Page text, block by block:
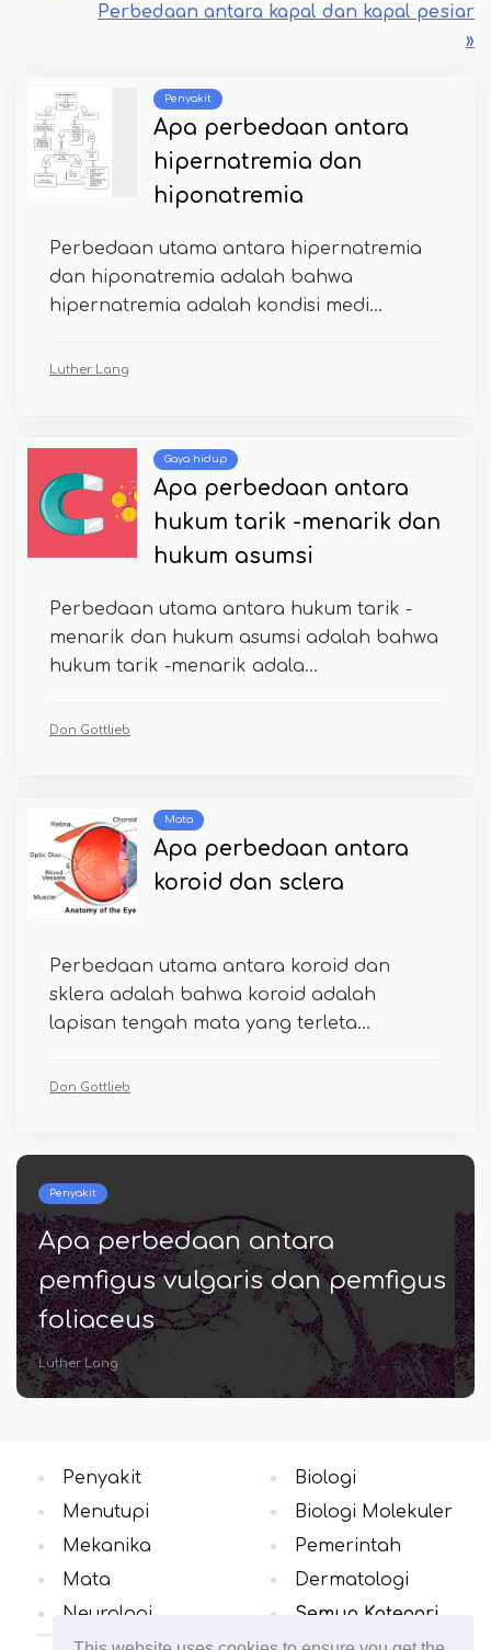
Perbedaan antara kapal dan kapal pesiar
»
Penyakit
Apa perbedaan antara
hipernatremia dan
hiponatremia
Perbedaan utama antara hipernatremia
dan hiponatremia adalah bahwa
hipernatremia adalah kondisi medi...
Luther Lang
Gaya hidup
Apa perbedaan antara
hukum tarik -menarik dan
hukum asumsi
Perbedaan utama antara hukum tarik -
menarik dan hukum asumsi adalah bahwa
hukum tarik -menarik adala...
Don Gottlieb
Mata
Apa perbedaan antara
koroid dan sclera
Perbedaan utama antara koroid dan
sklera adalah bahwa koroid adalah
lapisan tengah mata yang terleta...
Don Gottlieb
Penyakit
Apa perbedaan antara sindrom
hermansky-pudlak dan sindrom
chediak higashi
Alfred Luettgen
Penyakit
Menutupi
Mekanika
Mata
Neurologi
Biologi
Biologi Molekuler
Pemerintah
Dermatologi
Semua Kategori